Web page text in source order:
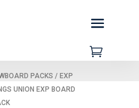

PACKS / EXP
UNION EXP BOARD